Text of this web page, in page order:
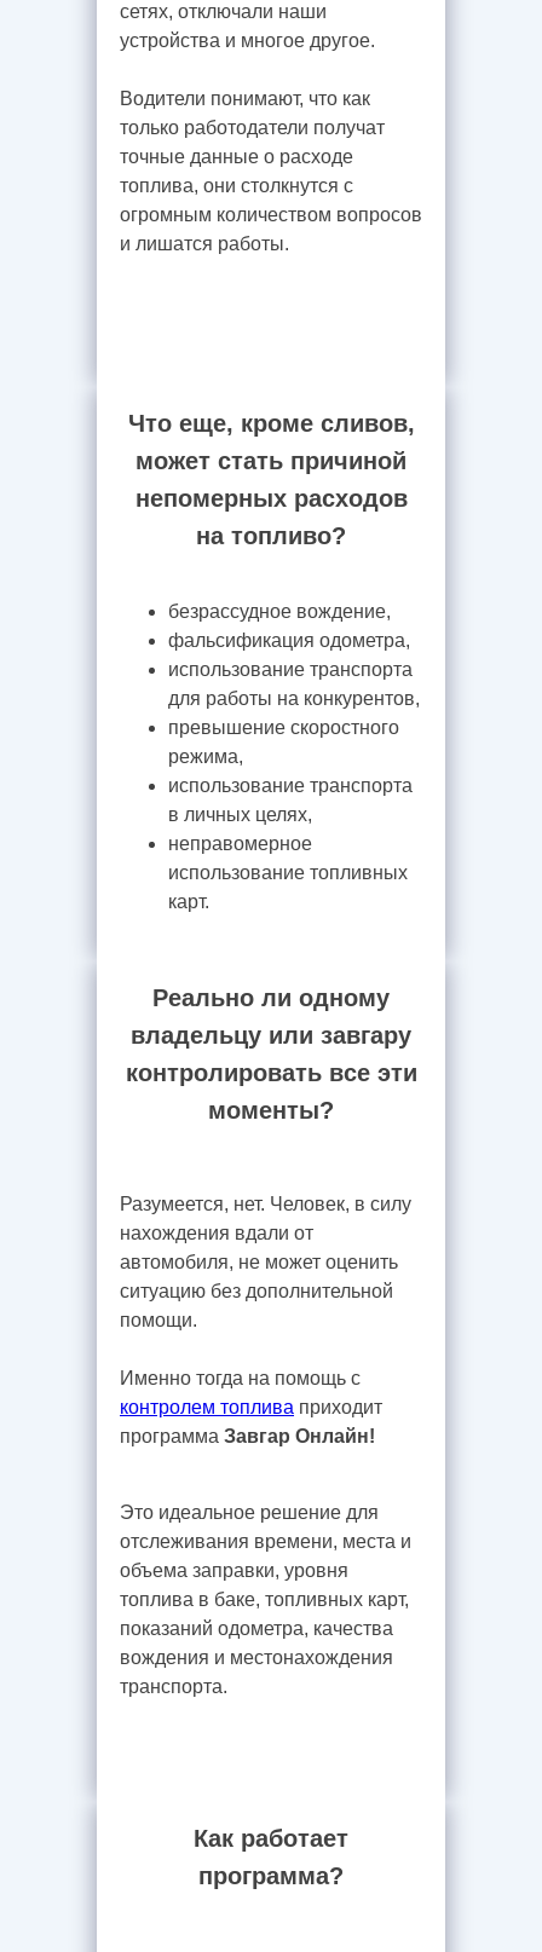
сетях, отключали наши
устройства и многое другое.
Водители понимают, что как
только работодатели получат
точные данные о расходе
топлива, они столкнутся с
огромным количеством вопросов
и лишатся работы.
безрассудное вождение,
фальсификация одометра,
использование транспорта
для работы на конкурентов,
превышение скоростного
режима,
использование транспорта
в личных целях,
неправомерное
использование топливных
карт.
Что еще, кроме сливов,
может стать причиной
непомерных расходов
на топливо?
Реально ли одному
владельцу или завгару
контролировать все эти
моменты?
Разумеется, нет. Человек, в силу
нахождения вдали от
автомобиля, не может оценить
ситуацию без дополнительной
помощи.
Именно тогда на помощь с
контролем топлива приходит
программа Завгар Онлайн!
Это идеальное решение для
отслеживания времени, места и
объема заправки, уровня
топлива в баке, топливных карт,
показаний одометра, качества
вождения и местонахождения
транспорта.
Как работает
программа?